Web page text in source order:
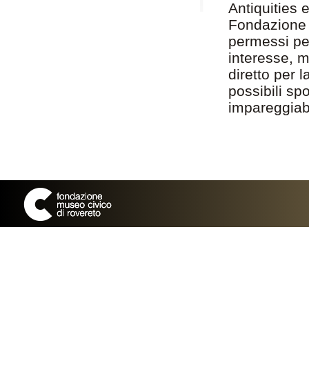
Antiquities
permessi
interesse,
diretto per
possibili